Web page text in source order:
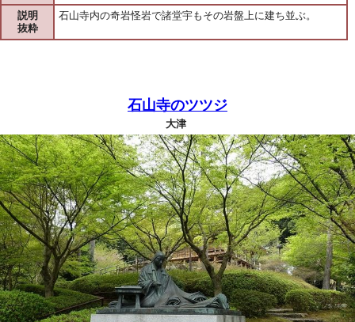
説明
抜粋
石山寺内の奇岩怪岩で諸堂宇もその岩盤上に建ち並ぶ。
石山寺のツツジ
大津